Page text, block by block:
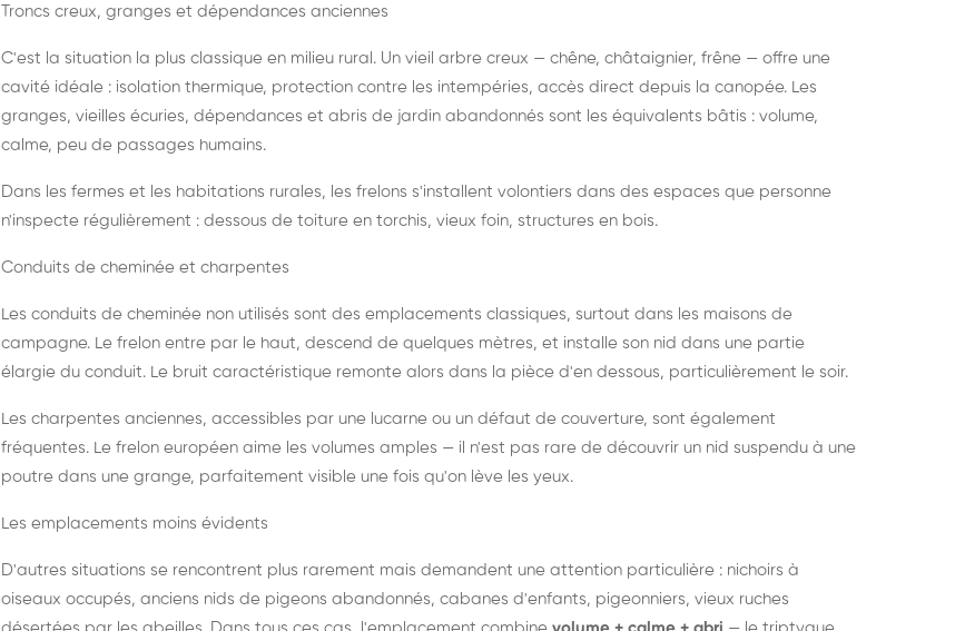
Troncs creux, granges et dépendances anciennes
C'est la situation la plus classique en milieu rural. Un vieil arbre creux — chêne, châtaignier, frêne — offre une
cavité idéale : isolation thermique, protection contre les intempéries, accès direct depuis la canopée. Les
granges, vieilles écuries, dépendances et abris de jardin abandonnés sont les équivalents bâtis : volume,
calme, peu de passages humains.
Dans les fermes et les habitations rurales, les frelons s'installent volontiers dans des espaces que personne
n'inspecte régulièrement : dessous de toiture en torchis, vieux foin, structures en bois.
Conduits de cheminée et charpentes
Les conduits de cheminée non utilisés sont des emplacements classiques, surtout dans les maisons de
campagne. Le frelon entre par le haut, descend de quelques mètres, et installe son nid dans une partie
élargie du conduit. Le bruit caractéristique remonte alors dans la pièce d'en dessous, particulièrement le soir.
Les charpentes anciennes, accessibles par une lucarne ou un défaut de couverture, sont également
fréquentes. Le frelon européen aime les volumes amples — il n'est pas rare de découvrir un nid suspendu à une
poutre dans une grange, parfaitement visible une fois qu'on lève les yeux.
Les emplacements moins évidents
D'autres situations se rencontrent plus rarement mais demandent une attention particulière : nichoirs à
oiseaux occupés, anciens nids de pigeons abandonnés, cabanes d'enfants, pigeonniers, vieux ruches